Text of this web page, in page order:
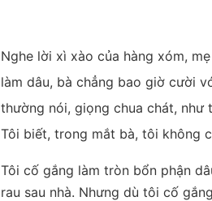
Nghe lời xì xào của hàng xóm,
làm dâu, bà chẳng bao giờ cười
thường nói, giọng chua chát, như
Tôi biết, trong mắt bà, tôi không
Tôi cố gắng làm tròn bổn phận
rau sau nhà. Nhưng dù tôi cố